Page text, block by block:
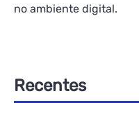
no ambiente digital.
Recentes